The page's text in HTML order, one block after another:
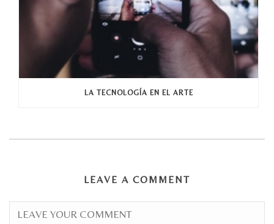
LA TECNOLOGÍA EN EL ARTE
LEAVE A COMMENT